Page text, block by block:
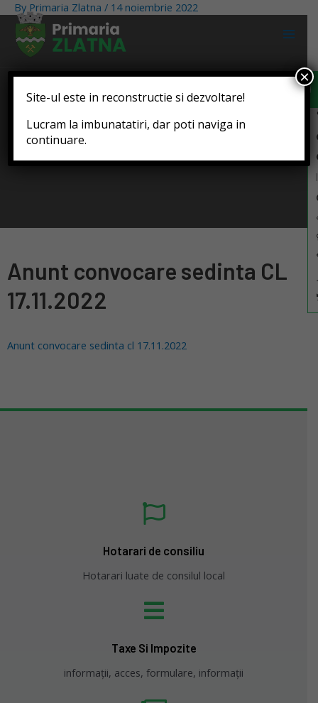
By Primaria Zlatna / 14 noiembrie 2022
Anunt convocare sedinta CL
17.11.2022
Anunt convocare sedinta cl 17.11.2022
Hotarari de consiliu
Hotarari luate de consilul local
Taxe Si Impozite
informații, acces, formulare, informații
Site-ul este in reconstructie si dezvoltare!
Lucram la imbunatatiri, dar poti naviga in
continuare.
×